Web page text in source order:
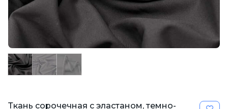
Ткань сорочечная с эластаном, темно-